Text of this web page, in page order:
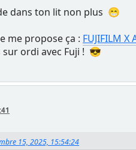
dans ton lit non plus 😁
me propose ça : FUJIFILM
ordi avec Fuji ! 😎
15, 2025, 15:54:24